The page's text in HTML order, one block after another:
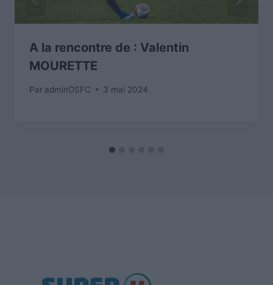
A la rencontre de : Valentin
MOURETTE
Par adminOSFC 3 mai 2024